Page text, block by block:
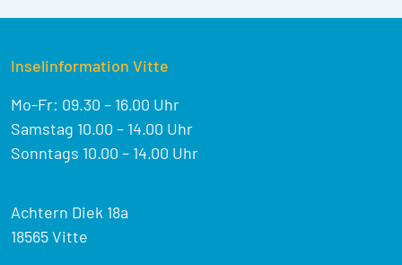
Inselinformation Vitte
Mo-Fr: 09.30 – 16.00 Uhr
Samstag 10.00 – 14.00 Uhr
Sonntags 10.00 – 14.00 Uhr
Achtern Diek 18a
18565 Vitte